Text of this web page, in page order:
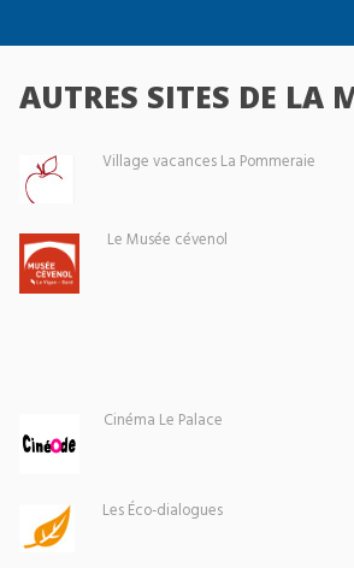
AUTRES SITES DE LA
Village vacances La Pommeraie
Le Musée cévenol
Cinéma Le Palace
Les Éco-dialogues